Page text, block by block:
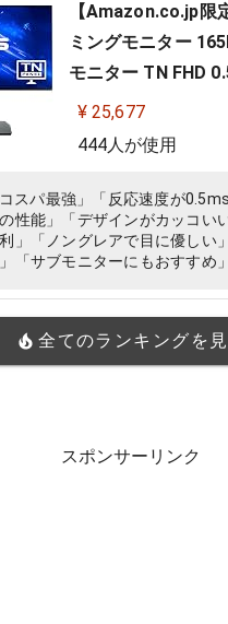
【Amazon.co.jp限
ミングモニター
モニター TN FHD
splayPort1.2 DVI-D
さ調整 縦横回転
¥ 25,677
444人が使用
コスパ最強」「反応速度が
性能」「デザインがカッコい
」「ノングレアで目に優しい
「サブモニターにもおすすめ」
全てのランキングを
スポンサーリンク